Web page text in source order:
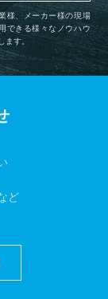
様、メーカー様の現場
できる様々なノウハウ
ます。